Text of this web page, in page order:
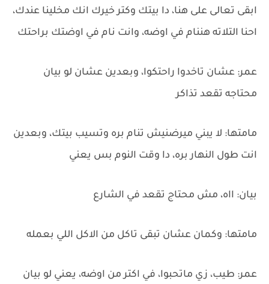
ابقى تعالى على هنا، دا بيتك وكتر خيرك انك مخلينا عندك،
احنا التلاته هننام في اوضه، وانت نام في اوضتك براحتك
عمر: عشان تاخدوا راحتكوا، وبعدين عشان لو بيان
محتاجه تقعد تذاكر
مامتها: لا يبني ميرضنيش تنام بره وتسيب بيتك، وبعدين
انت طول النهار بره، دا وقت النوم بس يعني
بيان: ااه، مش محتاج تقعد في الشارع
مامتها: وكمان عشان تبقى تاكل من الاكل اللي بعمله
عمر: طيب، زي ماتحبوا، في اكتر من اوضه، يعني لو بيان